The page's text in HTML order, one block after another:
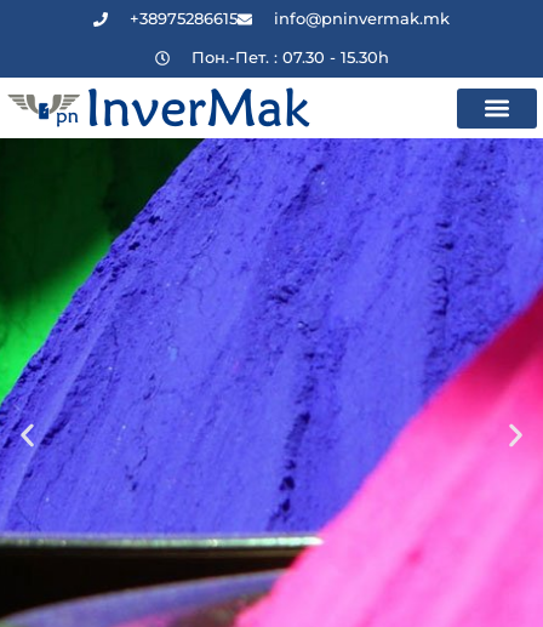
+38975286615 info@pninvermak.mk
Пон.-Пет. : 07.30 - 15.30h